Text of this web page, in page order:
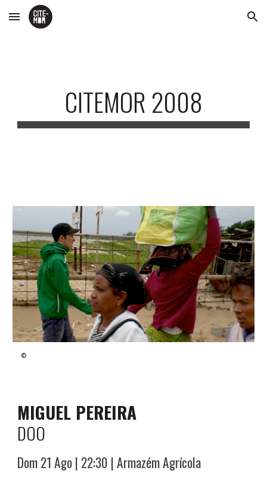
Skip to main content Skip to navigation
CITEMOR 2008
©
MIGUEL PEREIRA
DOO
Dom 21 Ago| 22:30 |Armazém Agrícola